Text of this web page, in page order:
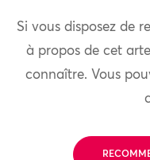
Si vous disposez de
à propos de cet
connaître. Vous